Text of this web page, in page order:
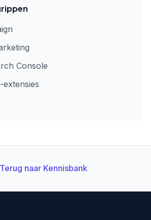
Console
extensies
Terug naar Kennisbank